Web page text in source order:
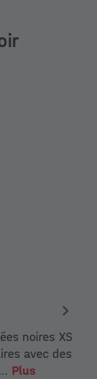
noires XS
avec des
Plus